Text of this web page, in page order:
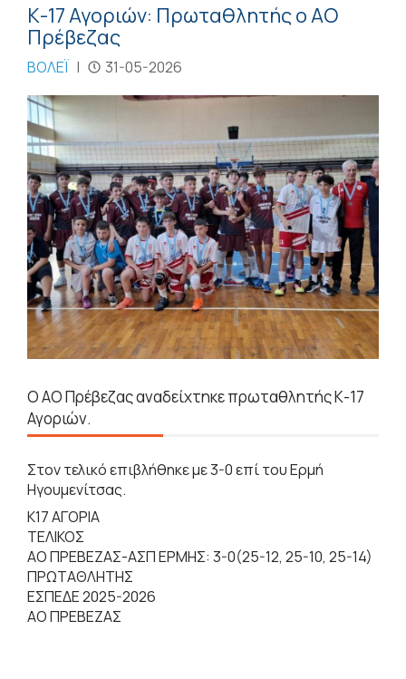
Κ-17 Αγοριών: Πρωταθλητής ο ΑΟ
Πρέβεζας
ΒΟΛΕΪ | 31-05-2026
Ο ΑΟ Πρέβεζας αναδείχτηκε πρωταθλητής Κ-17
Αγοριών.
Στον τελικό επιβλήθηκε με 3-0 επί του Ερμή
Ηγουμενίτσας.
Κ17 ΑΓΟΡΙΑ
ΤΕΛΙΚΟΣ
ΑΟ ΠΡΕΒΕΖΑΣ-ΑΣΠ ΕΡΜΗΣ: 3-0(25-12, 25-10, 25-14)
ΠΡΩΤΑΘΛΗΤΗΣ
ΕΣΠΕΔΕ 2025-2026
ΑΟ ΠΡΕΒΕΖΑΣ